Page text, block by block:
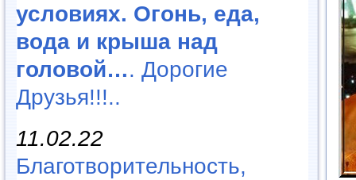
условиях. Огонь, еда,
вода и крыша над
головой…. Дорогие
Друзья!!!..
11.02.22
Благотворительность,